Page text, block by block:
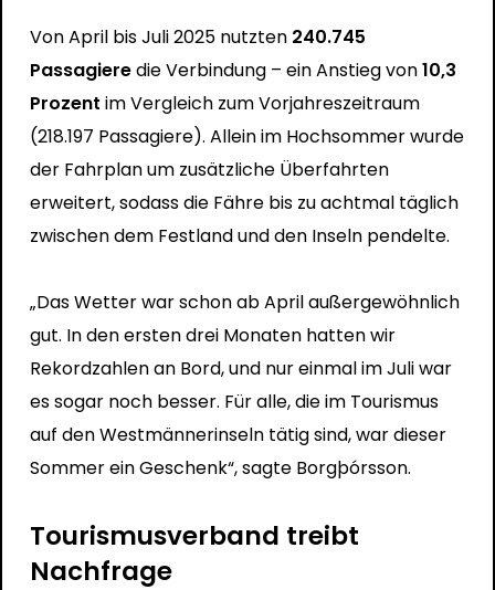
Von April bis Juli 2025 nutzten 240.745
Passagieredie Verbindung – ein Anstieg von10,3
Prozent im Vergleich zum Vorjahreszeitraum
(218.197 Passagiere). Allein im Hochsommer wurde
der Fahrplan um zusätzliche Überfahrten
erweitert, sodass die Fähre bis zu achtmal täglich
zwischen dem Festland und den Inseln pendelte.
„Das Wetter war schon ab April außergewöhnlich
gut. In den ersten drei Monaten hatten wir
Rekordzahlen an Bord, und nur einmal im Juli war
es sogar noch besser. Für alle, die im Tourismus
auf den Westmännerinseln tätig sind, war dieser
Sommer ein Geschenk“, sagte Borgþórsson.
Tourismusverband treibt
Nachfrage